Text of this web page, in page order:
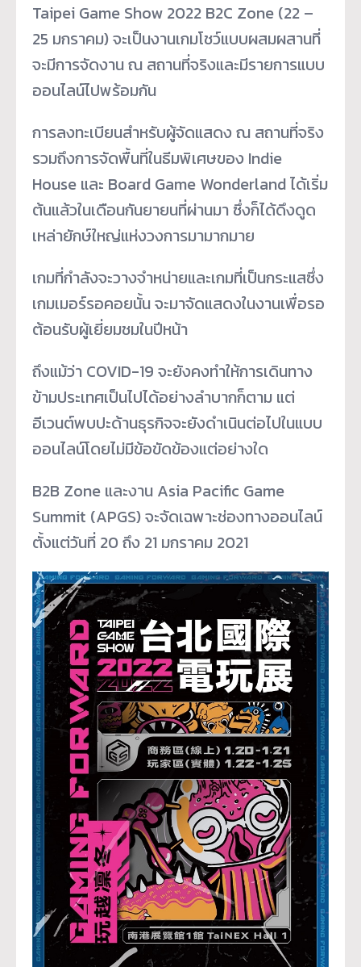
Taipei Game Show 2022 B2C Zone (22 –
25 มกราคม) จะเป็นงานเกมโชว์แบบผสมผสานที่
จะมีการจัดงาน ณ สถานที่จริงและมีรายการแบบ
ออนไลน์ไปพร้อมกัน
การลงทะเบียนสำหรับผู้จัดแสดง ณ สถานที่จริง
รวมถึงการจัดพื้นที่ในธีมพิเศษของ Indie
House และ Board Game Wonderland ได้เริ่ม
ต้นแล้วในเดือนกันยายนที่ผ่านมา ซึ่งก็ได้ดึงดูด
เหล่ายักษ์ใหญ่แห่งวงการมามากมาย
เกมที่กำลังจะวางจำหน่ายและเกมที่เป็นกระแสซึ่ง
เกมเมอร์รอคอยนั้น จะมาจัดแสดงในงานเพื่อรอ
ต้อนรับผู้เยี่ยมชมในปีหน้า
ถึงแม้ว่า COVID-19 จะยังคงทำให้การเดินทาง
ข้ามประเทศเป็นไปได้อย่างลำบากก็ตาม แต่
อีเวนต์พบปะด้านธุรกิจจะยังดำเนินต่อไปในแบบ
ออนไลน์โดยไม่มีข้อขัดข้องแต่อย่างใด
B2B Zone และงาน Asia Pacific Game
Summit (APGS) จะจัดเฉพาะช่องทางออนไลน์
ตั้งแต่วันที่ 20 ถึง 21 มกราคม 2021